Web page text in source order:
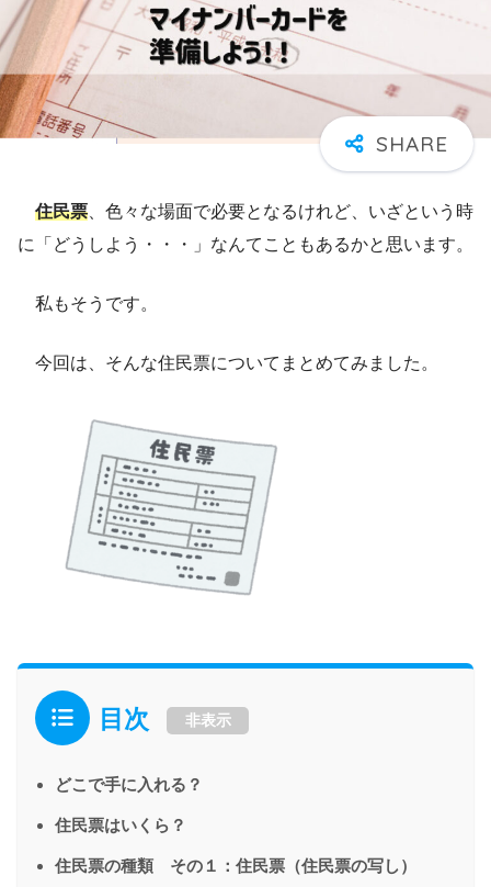
住民票 、色々な場面で必要となるけれど、いざという時
に「どうしよう・・・」なんてこともあるかと思います。
私もそうです。
今回は、そんな住民票についてまとめてみました。
目次 非表示
どこで手に入れる？
住民票はいくら？
住民票の種類 その１：住民票（住民票の写し）